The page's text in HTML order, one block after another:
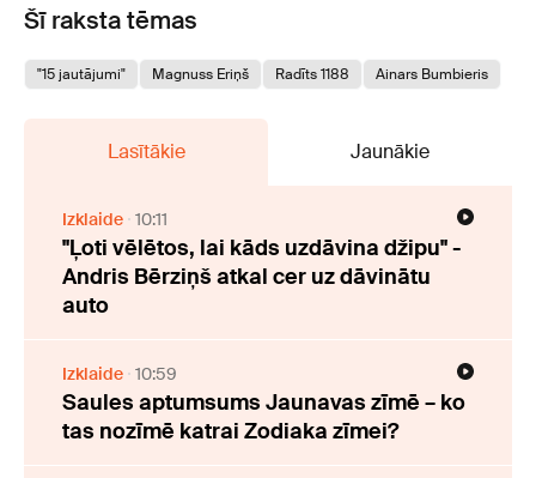
Šī raksta tēmas
"15 jautājumi" Magnuss Eriņš Radīts 1188 Ainars Bumbieris
Lasītākie Jaunākie
Izklaide 10:11
"Ļoti vēlētos, lai kāds uzdāvina džipu" -
Andris Bērziņš atkal cer uz dāvinātu
auto
Izklaide 10:59
Saules aptumsums Jaunavas zīmē – ko
tas nozīmē katrai Zodiaka zīmei?